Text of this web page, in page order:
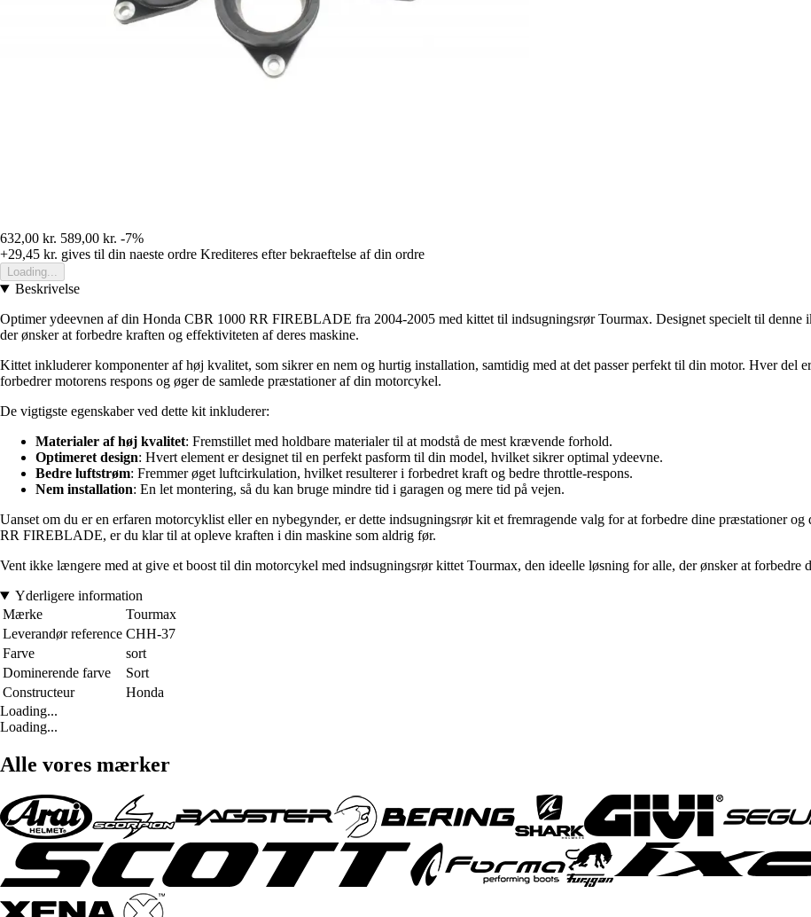
632,00 kr. 589,00 kr. -7%
+29,45 kr. gives til din naeste ordre Krediteres efter bekraeftelse af din ordre
Loading...
Beskrivelse
Optimer ydeevnen af din Honda CBR 1000 RR FIREBLADE fra 2004-2005 med kittet til indsugningsrør Tourmax. Designet specielt til denne
der ønsker at forbedre kraften og effektiviteten af deres maskine.
Kittet inkluderer komponenter af høj kvalitet, som sikrer en nem og hurtig installation, samtidig med at det passer perfekt til din motor. Hver del
forbedrer motorens respons og øger de samlede præstationer af din motorcykel.
De vigtigste egenskaber ved dette kit inkluderer:
Materialer af høj kvalitet: Fremstillet med holdbare materialer til at modstå de mest krævende forhold.
Optimeret design: Hvert element er designet til en perfekt pasform til din model, hvilket sikrer optimal ydeevne.
Bedre luftstrøm: Fremmer øget luftcirkulation, hvilket resulterer i forbedret kraft og bedre throttle-respons.
Nem installation: En let montering, så du kan bruge mindre tid i garagen og mere tid på vejen.
Uanset om du er en erfaren motorcyklist eller en nybegynder, er dette indsugningsrør kit et fremragende valg for at forbedre dine præstationer
RR FIREBLADE, er du klar til at opleve kraften i din maskine som aldrig før.
Vent ikke længere med at give et boost til din motorcykel med indsugningsrør kittet Tourmax, den ideelle løsning for alle, der ønsker at forbedre
Yderligere information
Mærke
Tourmax
Leverandør reference CHH-37
Farve
sort
Dominerende farve
Sort
Constructeur
Honda
Loading...
Loading...
Alle vores mærker